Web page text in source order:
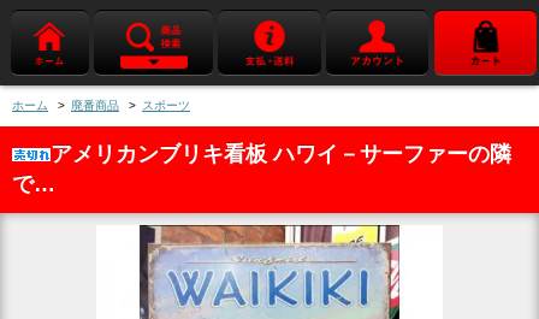
ホーム > 廃番商品 > スポーツ
アメリカンブリキ看板 ハワイ－サーファーの隣
で…